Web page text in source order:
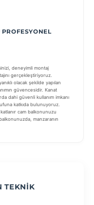
deneyimli montaj
gerçekleştiriyoruz.
olacak şekilde yapılan
güvencesidir. Kanat
dahi güvenli kullanım imkanı
katkıda bulunuyoruz.
cam balkonunuzu
manzaranın
TEKNIK